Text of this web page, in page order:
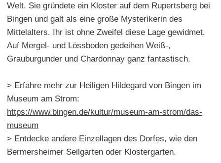
Welt. Sie gründete ein Kloster auf dem Rupertsberg bei
Bingen und galt als eine große Mysterikerin des
Mittelalters. Ihr ist ohne Zweifel diese Lage gewidmet.
Auf Mergel- und Lössboden gedeihen Weiß-,
Grauburgunder und Chardonnay ganz fantastisch.
> Erfahre mehr zur Heiligen Hildegard von Bingen im
Museum am Strom:
https://www.bingen.de/kultur/museum-am-strom/das-
museum
> Entdecke andere Einzellagen des Dorfes, wie den
Bermersheimer Seilgarten oder Klostergarten.